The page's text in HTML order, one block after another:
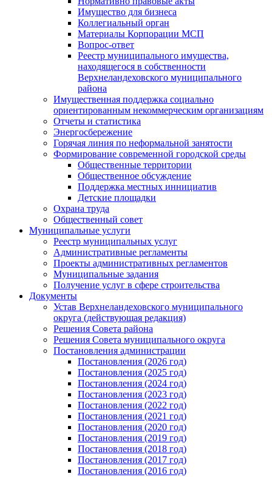
Имущество для бизнеса
Коллегиальный орган
Материалы Корпорации МСП
Вопрос-ответ
Реестр муниципального имущества,
находящегося в собственности
Верхнеландеховского муниципального
района
Имущественная поддержка социально
ориентированным некоммерческим организациям
Отчеты и статистика
Энергосбережение
Горячая линия по неформальной занятости
Формирование современной городской среды
Общественные территории
Общественное обсуждение
Поддержка местных иннициатив
Детские площадки
Охрана труда
Общественный совет
Муниципальные услуги
Реестр муниципальных услуг
Административные регламенты
Проекты административных регламентов
Муниципальные задания
Получение услуг в сфере строительства
Документы
Устав Верхнеландеховского муниципального
округа (действующая редакция)
Решения Совета района
Решения Совета муниципального округа
Постановления администрации
Постановления (2026 год)
Постановления (2025 год)
Постановления (2024 год)
Постановления (2023 год)
Постановления (2022 год)
Постановления (2021 год)
Постановления (2020 год)
Постановления (2019 год)
Постановления (2018 год)
Постановления (2017 год)
Постановления (2016 год)